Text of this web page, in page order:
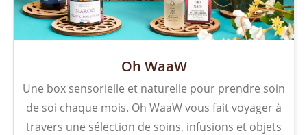
Oh WaaW
Une box sensorielle et naturelle pour prendre soin
de soi chaque mois. Oh WaaW vous fait voyager à
travers une sélection de soins, infusions et objets